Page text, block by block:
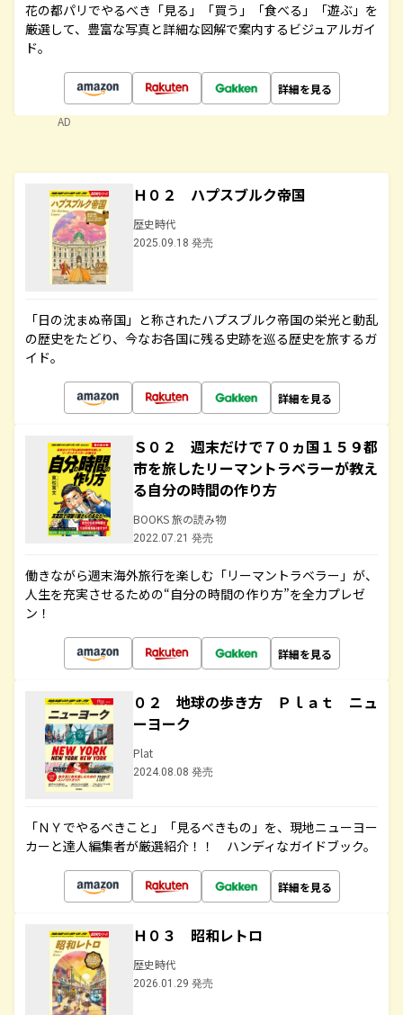
花の都パリでやるべき「見る」「買う」「食べる」「遊ぶ」を
厳選して、豊富な写真と詳細な図解で案内するビジュアルガイ
ド。
詳細を見る
AD
Ｈ０２ ハプスブルク帝国
歴史時代
2025.09.18 発売
「日の沈まぬ帝国」と称されたハプスブルク帝国の栄光と動乱
の歴史をたどり、今なお各国に残る史跡を巡る歴史を旅するガ
イド。
詳細を見る
Ｓ０２ 週末だけで７０ヵ国１５９都
市を旅したリーマントラベラーが教え
る自分の時間の作り方
BOOKS 旅の読み物
2022.07.21 発売
働きながら週末海外旅行を楽しむ「リーマントラベラー」が、
人生を充実させるための“自分の時間の作り方”を全力プレゼ
ン！
詳細を見る
０２ 地球の歩き方 Ｐｌａｔ ニュ
ーヨーク
Plat
2024.08.08 発売
「ＮＹでやるべきこと」「見るべきもの」を、現地ニューヨー
カーと達人編集者が厳選紹介！！ ハンディなガイドブック。
詳細を見る
Ｈ０３ 昭和レトロ
歴史時代
2026.01.29 発売